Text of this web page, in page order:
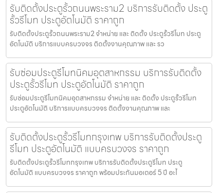
รับติดตั้งประตูรั้วถนนพระราม2 บริการรับติดตั้ง ประตู
รั้วรีโมท ประตูอัตโนมัติ ราคาถูก
รับติดตั้งประตูรั้วถนนพระราม2 จำหน่าย และ ติดตั้ง ประตูรั้วรีโมท ประตู
อัตโนมัติ บริการแบบครบวงจร ติดตั้งงานคุณภาพ และ รว
รับซ่อมประตูรีโมทนิคมอุตสาหกรรม บริการรับติดตั้ง
ประตูรั้วรีโมท ประตูอัตโนมัติ ราคาถูก
รับซ่อมประตูรีโมทนิคมอุตสาหกรรม จำหน่าย และ ติดตั้ง ประตูรั้วรีโมท
ประตูอัตโนมัติ บริการแบบครบวงจร ติดตั้งงานคุณภาพ และ
รับติดตั้งประตูรั้วรีโมทกรุงเทพ บริการรับติดตั้งประตู
รีโมท ประตูอัตโนมัติ แบบครบวงจร ราคาถูก
รับติดตั้งประตูรั้วรีโมทกรุงเทพ บริการรับติดตั้งประตูรีโมท ประตู
อัตโนมัติ แบบครบวงจร ราคาถูก พร้อมประกันมอเตอร์ 5 ปี อะไ